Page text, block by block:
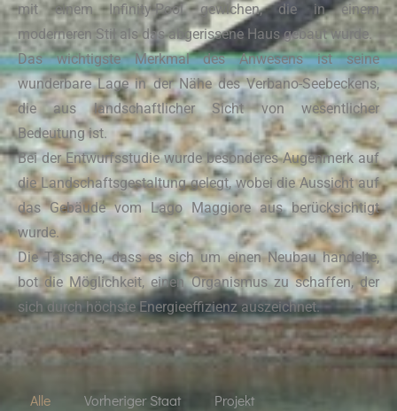
mit einem Infinity-Pool gewichen, die in einem
moderneren Stil als das abgerissene Haus gebaut wurde.
Das wichtigste Merkmal des Anwesens ist seine
wunderbare Lage in der Nähe des Verbano-Seebeckens,
die aus landschaftlicher Sicht von wesentlicher
Bedeutung ist.
Bei der Entwurfsstudie wurde besonderes Augenmerk auf
die Landschaftsgestaltung gelegt, wobei die Aussicht auf
das Gebäude vom Lago Maggiore aus berücksichtigt
wurde.
Die Tatsache, dass es sich um einen Neubau handelte,
bot die Möglichkeit, einen Organismus zu schaffen, der
sich durch höchste Energieeffizienz auszeichnet.
Alle Vorheriger Staat
Projekt